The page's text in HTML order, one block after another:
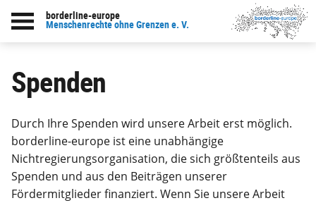
borderline-europe
Menschenrechte ohne Grenzen e. V.
Spenden
Durch Ihre Spenden wird unsere Arbeit erst möglich.
borderline-europe ist eine unabhängige
Nichtregierungsorganisation, die sich größtenteils aus
Spenden und aus den Beiträgen unserer
Fördermitglieder finanziert. Wenn Sie unsere Arbeit